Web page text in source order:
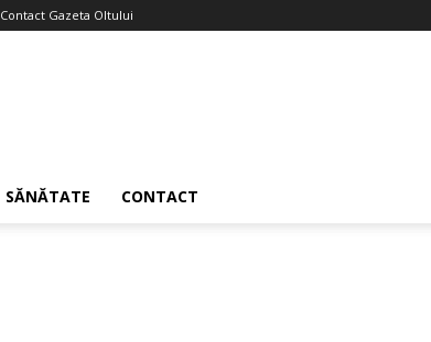
Contact Gazeta Oltului
SĂNĂTATE CONTACT